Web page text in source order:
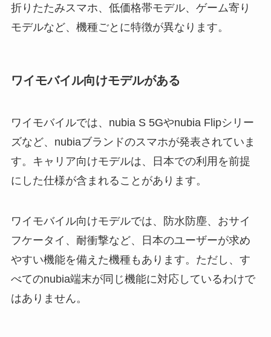
折りたたみスマホ、低価格帯モデル、ゲーム寄り
モデルなど、機種ごとに特徴が異なります。
ワイモバイル向けモデルがある
ワイモバイルでは、nubia S 5Gやnubia Flipシリー
ズなど、nubiaブランドのスマホが発表されていま
す。キャリア向けモデルは、日本での利用を前提
にした仕様が含まれることがあります。
ワイモバイル向けモデルでは、防水防塵、おサイ
フケータイ、耐衝撃など、日本のユーザーが求め
やすい機能を備えた機種もあります。ただし、す
べてのnubia端末が同じ機能に対応しているわけで
はありません。